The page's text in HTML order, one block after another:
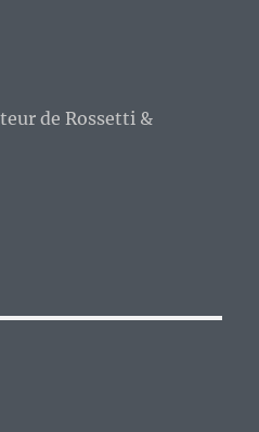
de Rossetti &